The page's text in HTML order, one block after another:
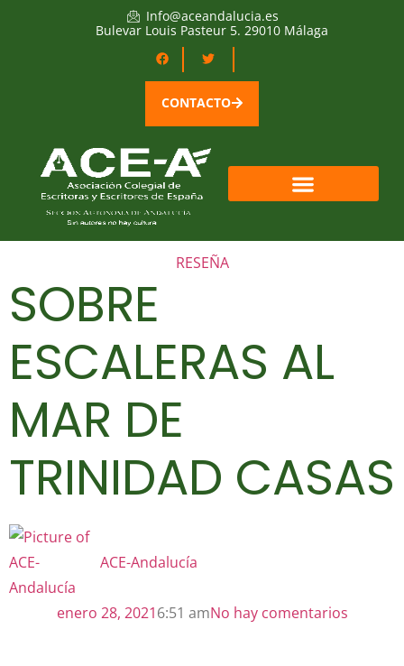
Info@aceandalucia.es
Bulevar Louis Pasteur 5. 29010 Málaga
CONTACTO
RESEÑA
SOBRE
ESCALERAS AL
MAR DE
TRINIDAD CASAS
ACE-Andalucía
enero 28, 20216:51 amNo hay comentarios